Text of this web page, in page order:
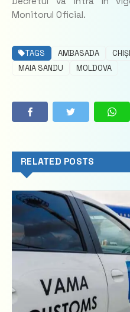
Monitorul Oficial.
TAGS AMBASADA
MAIA SANDU
MOLDOVA
RELATED POSTS